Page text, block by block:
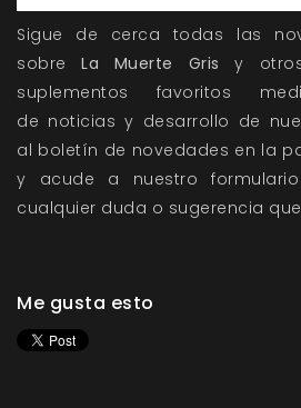
Sigue de cerca todas las
sobreLa Muerte Gris y
suplementos favoritos
de noticias y desarrollo de
al boletín de novedades en la
y acude a nuestro
cualquier duda o sugerencia
Me gusta esto